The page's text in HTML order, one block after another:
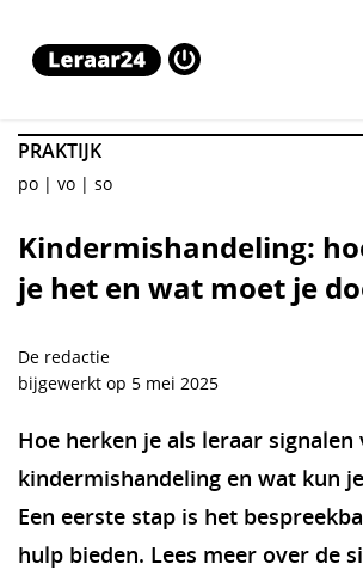
PRAKTIJK
po vo so
Kindermishandeling:
je het en wat moet je
De redactie
bijgewerkt op 5 mei 2025
Hoe herken je als leraar signalen
kindermishandeling en wat kun
Een eerste stap is het
hulp bieden. Lees meer over de